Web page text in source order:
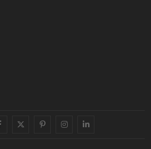
facebooktwitter
pinterestinstagram
linkedin